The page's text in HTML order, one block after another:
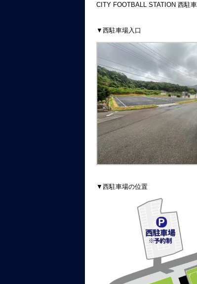
CITY FOOTBALL STATION 西駐
▼西駐車場入口
▼西駐車場の位置